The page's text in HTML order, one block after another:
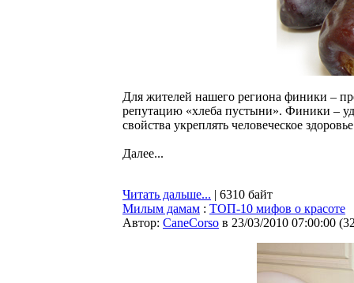
Для жителей нашего региона финики –
репутацию «хлеба пустыни». Финики –
свойства укреплять человеческое
Далее...
Читать дальше... | 6310 байт
Милым дамам : ТОП-10 мифов о красоте
Автор: CaneCorso в 23/03/2010 07:00:00 (